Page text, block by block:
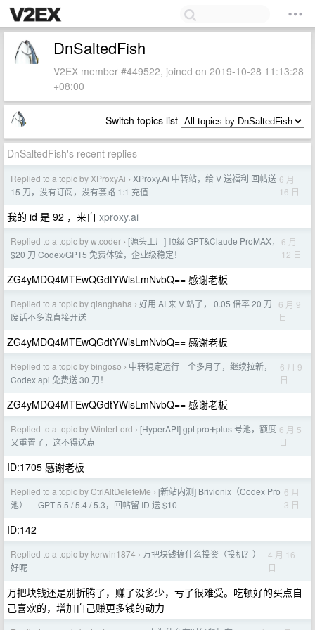
DnSaltedFish
V2EX member #449522, joined on 2019-10-28 11:13:28
+08:00
Switch topics list
DnSaltedFish's recent replies
Replied to a topic by XProxyAi › XProxy.Ai 中转站，给 V 送福利 回帖送
15 刀，没有订阅，没有套路 1:1 充值
6 月
16 日
我的 id 是 92 ，来自 xproxy.ai
Replied to a topic by wtcoder › [源头工厂] 顶级 GPT&Claude ProMAX，
$20 刀 Codex/GPT5 免费体验，企业级稳定！
6 月
12 日
ZG4yMDQ4MTEwQGdtYWlsLmNvbQ== 感谢老板
Replied to a topic by qianghaha › 好用 AI 来 V 站了， 0.05 倍率 20 刀
废话不多说直接开送
6 月 9
日
ZG4yMDQ4MTEwQGdtYWlsLmNvbQ== 感谢老板
Replied to a topic by bingoso › 中转稳定运行一个多月了，继续拉新，
Codex api 免费送 30 刀！
6 月 9
日
ZG4yMDQ4MTEwQGdtYWlsLmNvbQ== 感谢老板
Replied to a topic by WinterLord › [HyperAPI] gpt pro➕plus 号池，额度
又重置了，这不得送点
6 月 5
日
ID:1705 感谢老板
Replied to a topic by CtrlAltDeleteMe › [新站内测] Brivionix（Codex Pro
池）— GPT-5.5 / 5.4 / 5.3，回帖留 ID 送 $10
6 月
3 日
ID:142
Replied to a topic by kerwin1874 › 万把块钱搞什么投资（投机？）
好呢
4 月 16
日
万把块钱还是别折腾了，赚了没多少，亏了很难受。吃顿好的买点自
己喜欢的，增加自己赚更多钱的动力